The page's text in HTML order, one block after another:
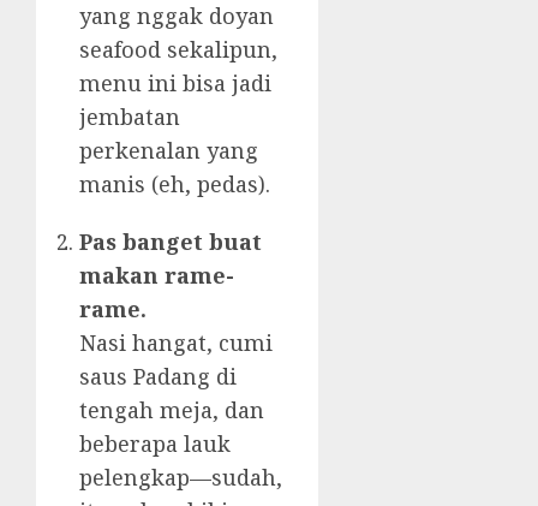
yang nggak doyan
seafood sekalipun,
menu ini bisa jadi
jembatan
perkenalan yang
manis (eh, pedas).
Pas banget buat
makan rame-
rame.
Nasi hangat, cumi
saus Padang di
tengah meja, dan
beberapa lauk
pelengkap—sudah,